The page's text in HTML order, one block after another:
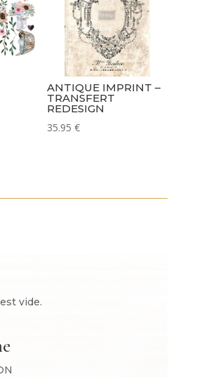
ANTIQUE IMPRINT –
TRANSFERT
REDESIGN
35.95€
vide.